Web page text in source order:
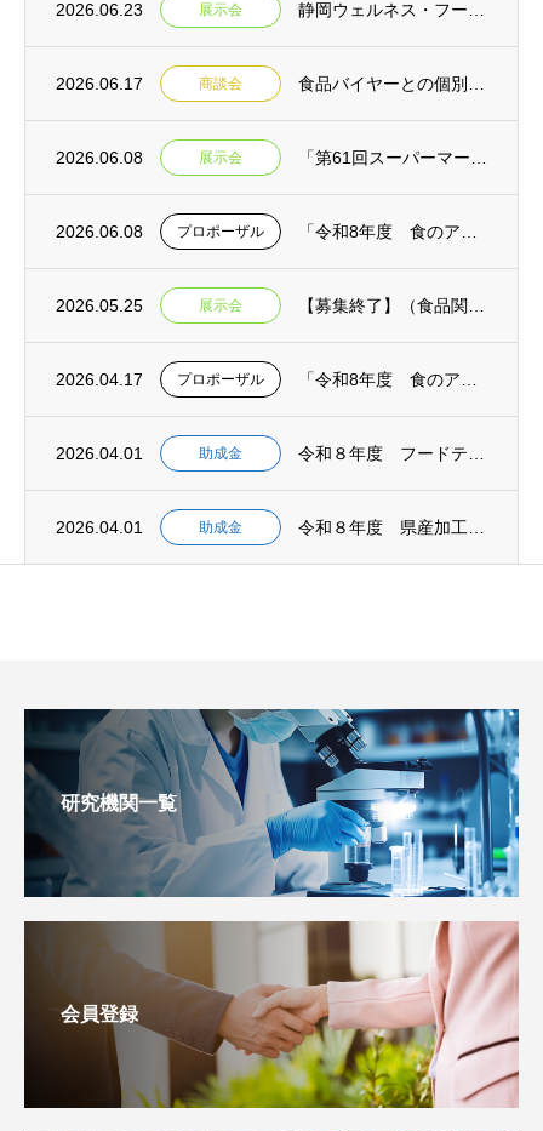
2026.06.23 展示会 静岡ウェルネス・フーズEXPO2026 来場者募集開始のお知らせ
2026.06.17 商談会 食品バイヤーとの個別商談会＆専門家との個別相談会in焼津 参加事業者募集【締切延長:令...
2026.06.08 展示会 「第61回スーパーマーケット・トレードショー2027」静岡県ブース出展者募集【締切:令...
2026.06.08 プロポーザル 「令和8年度 食のアップサイクル商品普及啓発事業業務委託【消費者向け】」公募型プロポー...
2026.05.25 展示会 【募集終了】（食品関連）FOOD STYLE JAPAN 2026〈九州〉出展者募集（...
2026.04.17 プロポーザル 「令和8年度 食のアップサイクル商品出口戦略強化業務委託【モデル構築】」公募型プロポー...
2026.04.01 助成金 令和８年度 フードテックシーズ活用可能性調査助成金 募集開始 【事前相談：５月１日締切...
2026.04.01 助成金 令和８年度 県産加工食品海外展開支援事業助成金 募集開始 【事前相談：５月１日締切 申...
研究機関一覧
会員登録